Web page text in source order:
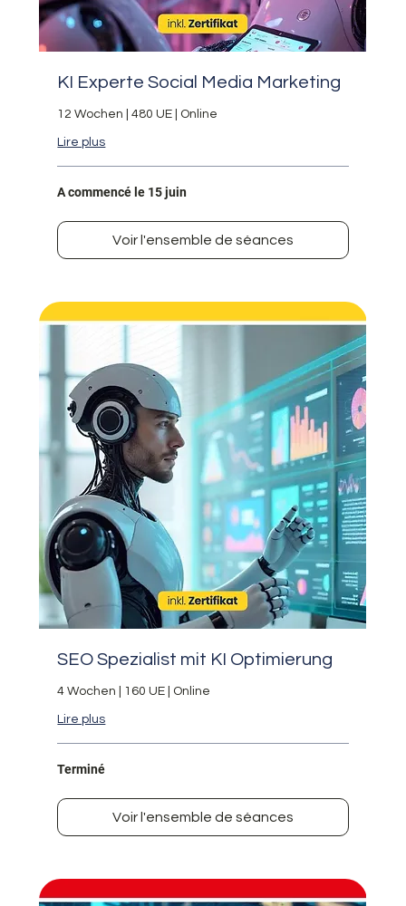
KI Experte Social Media Marketing
12 Wochen | 480 UE | Online
Lire plus
A commencé le 15 juin
Voir l'ensemble de séances
SEO Spezialist mit KI Optimierung
4 Wochen | 160 UE | Online
Lire plus
Terminé
Voir l'ensemble de séances